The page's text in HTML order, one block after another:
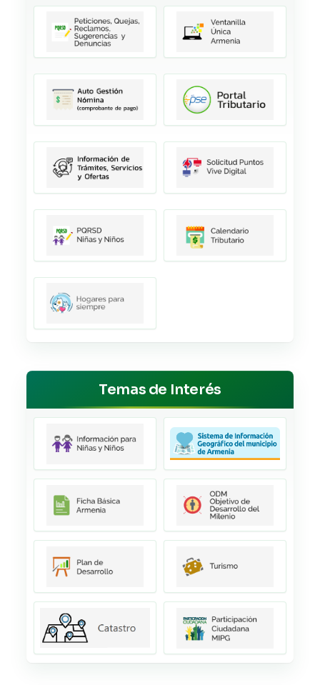
Temas de Interés